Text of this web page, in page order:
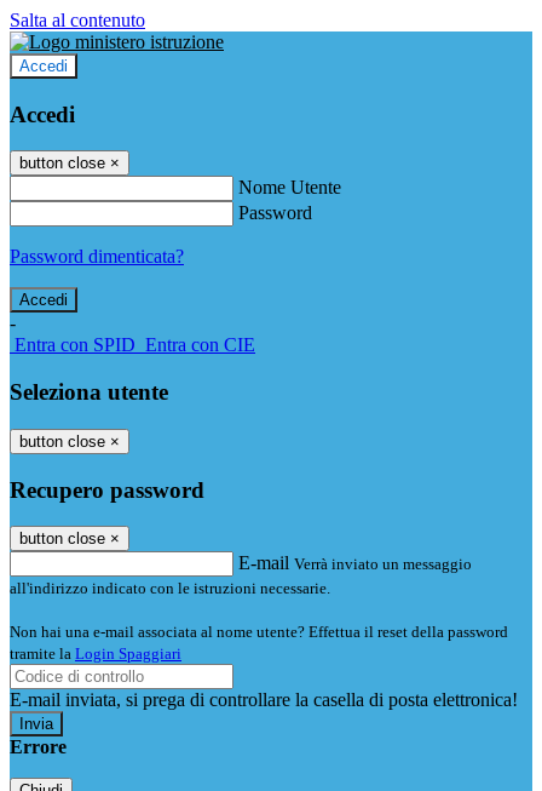
Salta al contenuto
Accedi
Accedi
button close ×
Nome Utente
Password
Password dimenticata?
-
Entra con SPID Entra con CIE
Seleziona utente
button close ×
Recupero password
button close ×
E-mail Verrà inviato un messaggio
all'indirizzo indicato con le istruzioni necessarie.
Non hai una e-mail associata al nome utente? Effettua il reset della password
tramite la Login Spaggiari
E-mail inviata, si prega di controllare la casella di posta elettronica!
Errore